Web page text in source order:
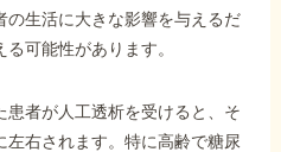
の生活に大きな影響を与えるだ
可能性があります。
者が人工透析を受けると、そ
右されます。特に高齢で糖尿